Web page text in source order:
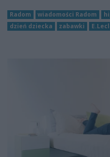
Radom wiadomości Radom
dzień dziecka
zabawki